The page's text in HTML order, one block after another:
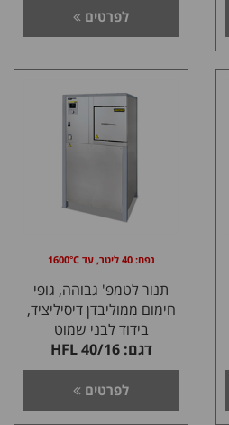
לפרטים
נפח: 40 ליטר, עד 1600°C
תנור לטמפ' גבוהה, גופי
חימום ממוליבדן דיסיליציד,
בידוד לבני שמוט
דגם: HFL 40/16
לפרטים